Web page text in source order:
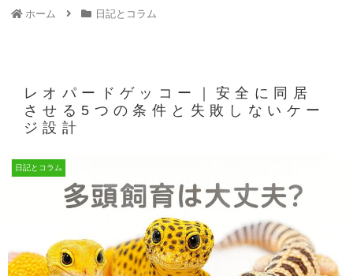
ホーム 日記とコラム
レオパードゲッコー｜安全に同居
させる5つの条件と失敗しないケー
ジ設計
日記とコラム